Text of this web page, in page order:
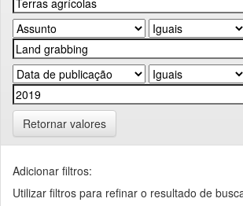
Retornar valores
Adicionar filtros:
Utilizar filtros para refinar o resultado de